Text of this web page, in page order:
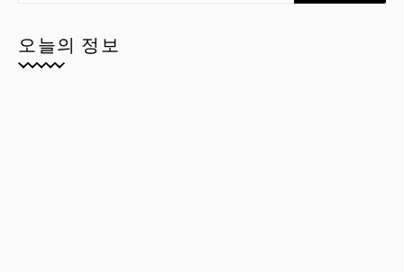
오늘의 정보